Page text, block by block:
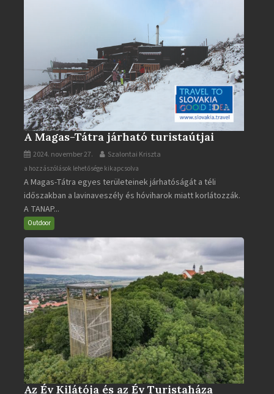
A Magas-Tátra járható turistaútjai
2024. november 27. Szalontai Kriszta
A
Magas-
Tátra
járható
turistaútjai
a hozzászólások lehetősége kikapcsolva
A Magas-Tátra egyes területeinek járhatóságát a téli
időszakban a lavinaveszély és hóviharok miatt korlátozzák.
A TANAP...
Outdoor
Az Év Kilátója és az Év Turistaháza